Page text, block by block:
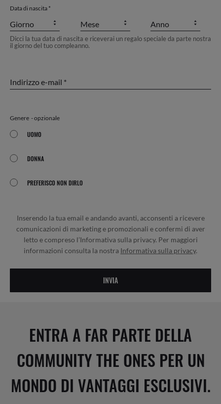
Data di nascita
Giorno
Mese
my_account.egistration.month_birth
Anno
Dicci la tua data di nascita e riceverai un regalo speciale da parte nostra
il giorno del tuo compleanno.
Indirizzo e-mail
Genere opzionale
UOMO
Uomo
DONNA
Donna
PREFERISCO NON DIRLO
Preferisco
Inserendo la tua email e andando avanti, acconsenti a ricevere
comunicazioni di marketing e promozionali e confermi di aver
letto e compreso l’Informativa sulla privacy. Per maggiori
informazioni consulta la nostra Informativa sulla privacy.
INVIA
ENTRA A FAR PARTE DELLA
COMMUNITY THE ONES PER UN
MONDO DI VANTAGGI ESCLUSIVI.